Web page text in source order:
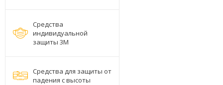
Средства
индивидуальной
защиты 3М
Средства для защиты от
падения с высоты